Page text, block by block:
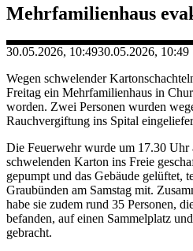
Mehrfamilienhaus
30.05.2026, 10:4930.05.2026, 10:49
Wegen schwelender
Freitag ein Mehrfamilienhaus in
worden. Zwei Personen wurden
Rauchvergiftung ins Spital
Die Feuerwehr wurde um 17.30 Uhr
schwelenden Karton ins Freie
gepumpt und das Gebäude gelüftet,
Graubünden am Samstag mit.
habe sie zudem rund 35 Personen,
befanden, auf einen Sammelplatz
gebracht.